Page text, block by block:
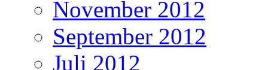
November 2012
September 2012
Juli 2012